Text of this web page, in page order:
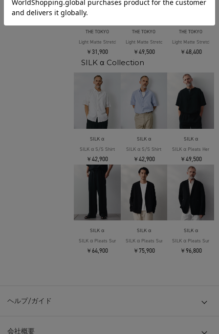
THE TOKYO
Light Matte Stretch Jersey Wide Tapered Pants
￥31,900
THE TOKYO
Light Matte Stretch Jersey Double Jacket
￥49,500
THE TOKYO
Light Matte Stretch
￥48,400
SILK α Collection
SILK α
SILK α S/S Shirt
￥42,900
SILK α
SILK α S/S Shirt
￥42,900
SILK α
SILK α Pleats Henly
￥49,500
SILK α
SILK α Pleats Summer Easy Pants
￥64,900
SILK α
SILK α Pleats Summer Cardigan
￥75,900
SILK α
SILK α Pleats
￥96,800
ヘルプ/ガイド
会社概要